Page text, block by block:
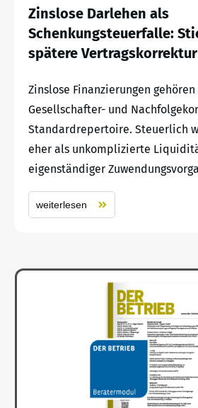
Zinslose Darlehen als
Schenkungsteuerfalle:
spätere Vertragskorrektur
Zinslose Finanzierungen
Gesellschafter- und
Standardrepertoire. Steuerlich
eher als unkomplizierte
eigenständiger
weiterlesen